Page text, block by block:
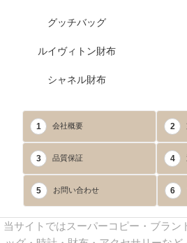
グッチバッグ
ルイヴィトン財布
シャネル財布
1 会社概要 2
3 品質保証 4
5 お問い合わせ 6
当サイトではスーパーコピー・ブラン